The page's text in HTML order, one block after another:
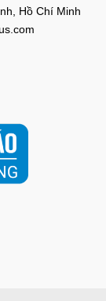
Hồ Chí Minh